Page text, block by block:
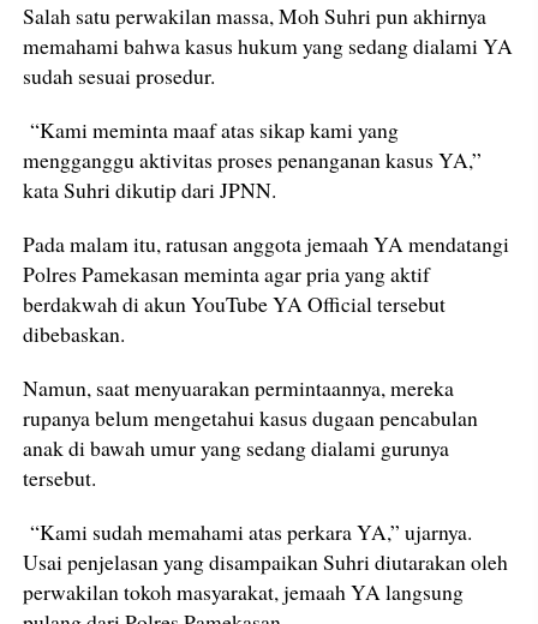
Salah satu perwakilan massa, Moh Suhri pun akhirnya
memahami bahwa kasus hukum yang sedang dialami YA
sudah sesuai prosedur.
“Kami meminta maaf atas sikap kami yang
mengganggu aktivitas proses penanganan kasus YA,”
kata Suhri dikutip dari JPNN.
Pada malam itu, ratusan anggota jemaah YA mendatangi
Polres Pamekasan meminta agar pria yang aktif
berdakwah di akun YouTube YA Official tersebut
dibebaskan.
Namun, saat menyuarakan permintaannya, mereka
rupanya belum mengetahui kasus dugaan pencabulan
anak di bawah umur yang sedang dialami gurunya
tersebut.
“Kami sudah memahami atas perkara YA,” ujarnya.
Usai penjelasan yang disampaikan Suhri diutarakan oleh
perwakilan tokoh masyarakat, jemaah YA langsung